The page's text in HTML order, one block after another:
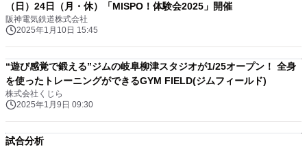
（日）24日（月・休）「MISPO！体験会2025」開催
阪神電気鉄道株式会社
2025年1月10日 15:45
“遊び感覚で鍛える”ジムの岐阜柳津スタジオが1/25オープン！ 全身
を使ったトレーニングができるGYM FIELD(ジムフィールド)
株式会社くじら
2025年1月9日 09:30
試合分析